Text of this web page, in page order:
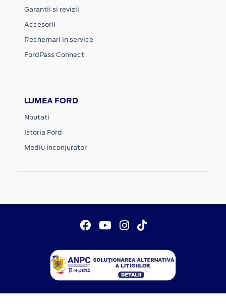
Garantii si revizii
Accesorii
Rechemari in service
FordPass Connect
LUMEA FORD
Noutati
Istoria Ford
Mediu inconjurator